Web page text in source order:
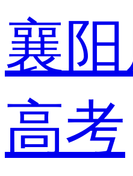
襄
高考